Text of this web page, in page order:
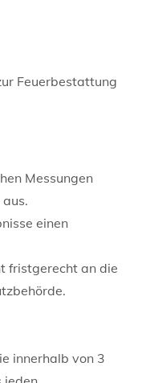
Feuerbestattung
Messungen
einen
fristgerecht an die
innerhalb von 3